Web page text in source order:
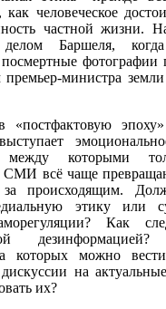
как человеческое
частной жизни.
Баршеля,
фотографии
премьер-министра
между которыми
СМИ всё чаще
за происходящим.
этику или
Как
которых можно
на
их?